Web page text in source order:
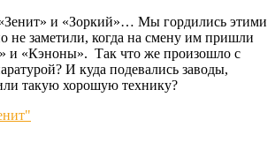
и «Зоркий»… Мы гордились этими
не заметили, когда на смену им пришли
и «Кэноны». Так что же произошло с
И куда подевались заводы,
такую хорошую технику?